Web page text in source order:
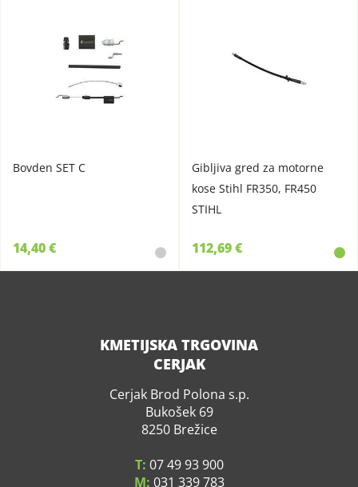
Bovden SET C
14,40 €
Gibljiva gred za motorne
kose Stihl FR350, FR450
STIHL
112,69 €
KMETIJSKA TRGOVINA
CERJAK
Cerjak Brod Polona s.p.
Bukošek 69
8250 Brežice
T: 07 49 93 900
M: 031 339 783